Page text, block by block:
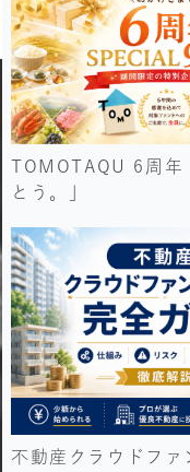
TOMOTAQU 6周年
とう。」
不動産クラウドファ